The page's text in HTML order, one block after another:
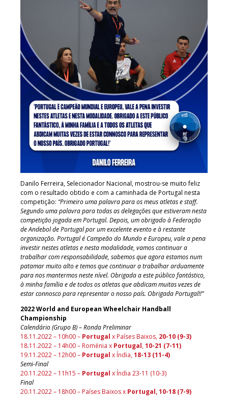
Danilo Ferreira, Selecionador Nacional, mostrou-se muito feliz
com o resultado obtido e com a caminhada de Portugal nesta
competição: “Primeiro uma palavra para os meus atletas e staff.
Segundo uma palavra para todas as delegações que estiveram nesta
competição jogada em Portugal. Depois, um obrigado à Federação
de Andebol de Portugal por um excelente evento e à restante
organização. Portugal é Campeão do Mundo e Europeu, vale a pena
investir nestes atletas e nesta modalidade, vamos continuar a
trabalhar com responsabilidade, sabemos que agora estamos num
patamar muito alto e temos que continuar a trabalhar arduamente
para nos mantermos neste nível. Obrigada a este público fantástico,
à minha família e de todos os atletas que abdicam muitas vezes de
estar connosco para representar o nosso país. Obrigada Portugal!!”
2022 World and European Wheelchair Handball
Championship
Calendário(Grupo B)–Ronda Preliminar
18.11.2022 – 10h00 – Portugal x Países Baixos, 20-10 (9-3)
18.11.2022 – 14h00 – Roménia x Portugal,10-21 (7-11)
19.11.2022 – 12h00 – Portugal x Índia,18-13 (11-4)
Semi-Final
20.11.2022 – 11h15 – Portugal x Índia 23-11 (10-3)
Final
20.11.2022 – 18h00 – Países Baixos x Portugal, 10-18 (7-9)